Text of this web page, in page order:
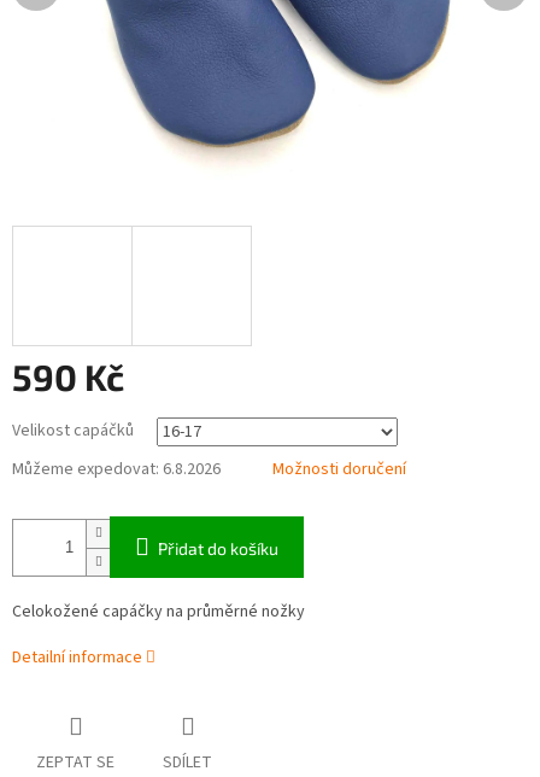
590 Kč
cena:
Velikost capáčků
Můžeme expedovat: 6.8.2026 Možnosti doručení
Přidat do košíku
Celokožené capáčky na průměrné nožky
Detailní informace
ZEPTAT SE SDÍLET